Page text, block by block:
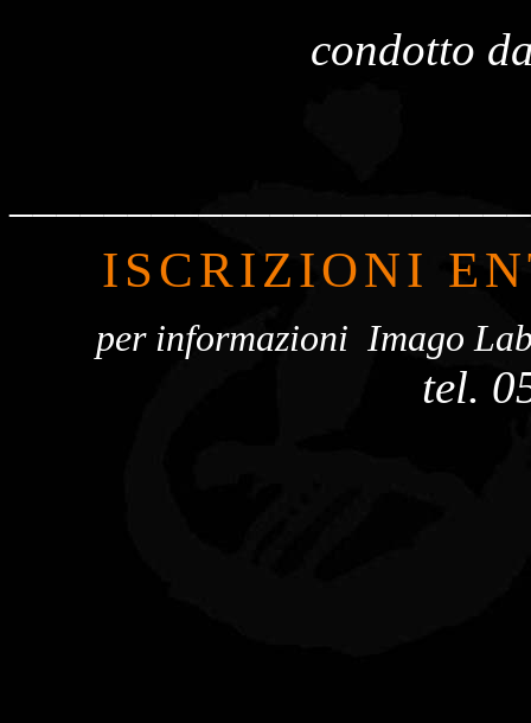
condotto
ISCRIZIONI
per informazioni Imago
tel.